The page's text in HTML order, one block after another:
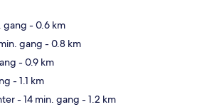
gang - 0.6 km
gang - 0.8 km
- 0.9 km
- 1.1 km
- 14 min. gang - 1.2 km